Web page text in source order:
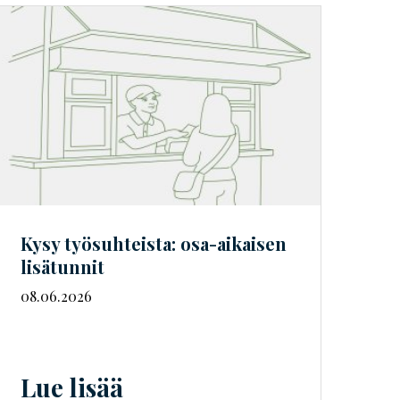
Kysy työsuhteista: osa-aikaisen
lisätunnit
08.06.2026
Lue lisää